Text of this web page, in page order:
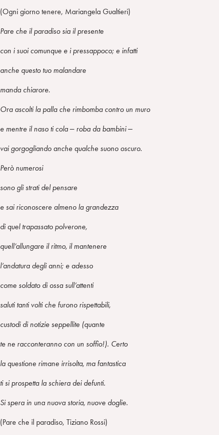
(Ogni giorno tenere, Mariangela Gualtieri)
Pare che il paradiso sia il presente
con i suoi comunque e i pressappoco; e infatti
anche questo tuo malandare
manda chiarore.
Ora ascolti la palla che rimbomba contro un muro
e mentre il naso ti cola ‒ roba da bambini ‒
vai gorgogliando anche qualche suono oscuro.
Però numerosi
sono gli strati del pensare
e sai riconoscere almeno la grandezza
di quel trapassato polverone,
quell’allungare il ritmo, il mantenere
l’andatura degli anni; e adesso
come soldato di ossa sull’attenti
saluti tanti volti che furono rispettabili,
custodi di notizie seppellite (quante
te ne racconteranno con un soffio!). Certo
la questione rimane irrisolta, ma fantastica
ti si prospetta la schiera dei defunti.
Si spera in una nuova storia, nuove doglie.
(Pare che il paradiso, Tiziano Rossi)